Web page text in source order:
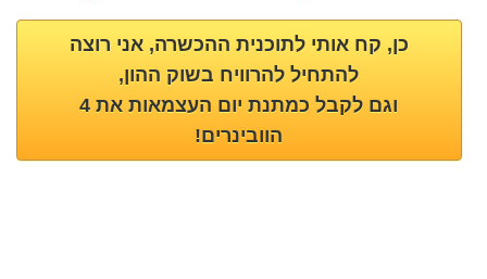
כן, קח אותי לתוכנית ההכשרה, אני רוצה
להתחיל להרוויח בשוק ההון,
וגם לקבל כמתנת יום העצמאות את 4
הוובינרים!